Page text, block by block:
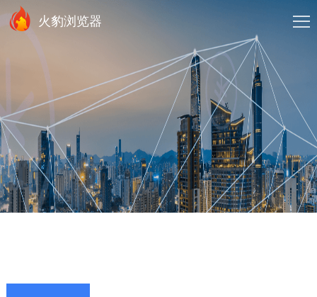
火豹浏览器